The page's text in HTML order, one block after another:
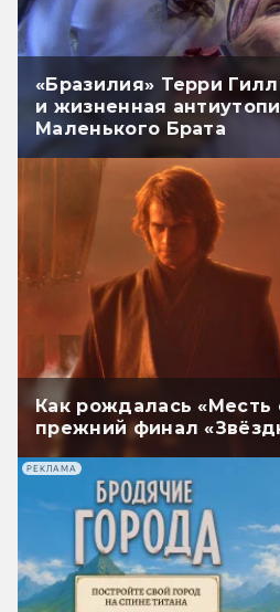
«Бразилия» Терри
и жизненная
Маленького Брата
Как рождалась «Месть
прежний финал
РЕКЛАМА